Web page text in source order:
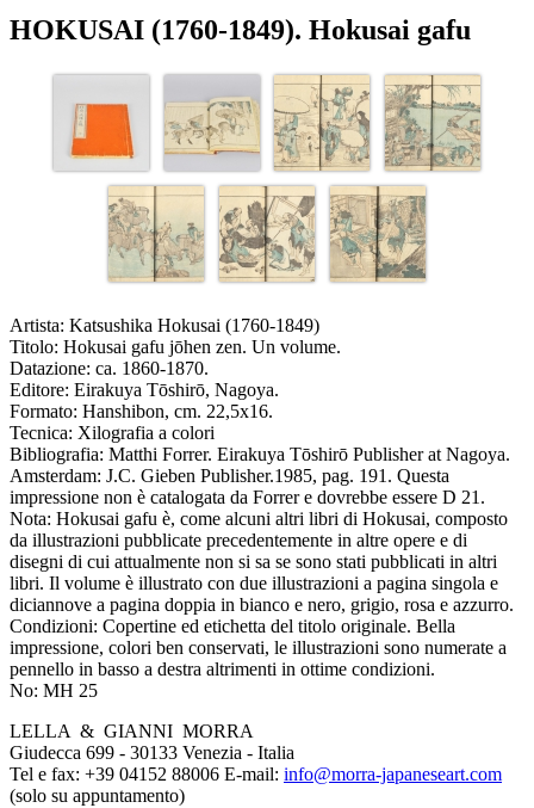
HOKUSAI (1760-1849). Hokusai gafu
Artista: Katsushika Hokusai (1760-1849)
Titolo: Hokusai gafu jōhen zen. Un volume.
Datazione: ca. 1860-1870.
Editore: Eirakuya Tōshirō, Nagoya.
Formato: Hanshibon, cm. 22,5x16.
Tecnica: Xilografia a colori
Bibliografia: Matthi Forrer. Eirakuya Tōshirō Publisher at Nagoya.
Amsterdam: J.C. Gieben Publisher.1985, pag. 191. Questa
impressione non è catalogata da Forrer e dovrebbe essere D 21.
Nota: Hokusai gafu è, come alcuni altri libri di Hokusai, composto
da illustrazioni pubblicate precedentemente in altre opere e di
disegni di cui attualmente non si sa se sono stati pubblicati in altri
libri. Il volume è illustrato con due illustrazioni a pagina singola e
diciannove a pagina doppia in bianco e nero, grigio, rosa e azzurro.
Condizioni: Copertine ed etichetta del titolo originale. Bella
impressione, colori ben conservati, le illustrazioni sono numerate a
pennello in basso a destra altrimenti in ottime condizioni.
No: MH 25
LELLA & GIANNI MORRA
Giudecca 699 - 30133 Venezia - Italia
Tel e fax: +39 04152 88006 E-mail: info@morra-japaneseart.com
(solo su appuntamento)